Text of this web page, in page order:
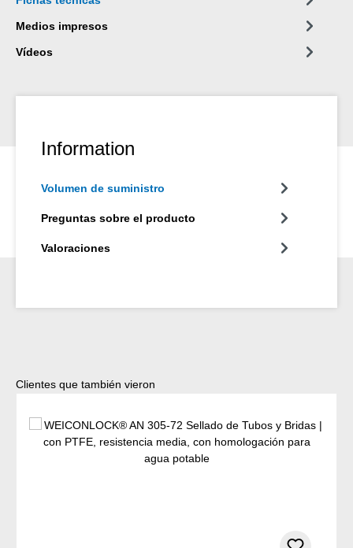
Medios impresos
Vídeos
Information
Volumen de suministro
Preguntas sobre el producto
Valoraciones
Omitir la galería de productos
Clientes que también vieron